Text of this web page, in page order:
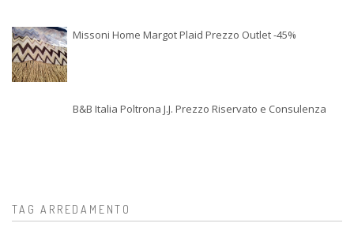
Missoni Home Margot Plaid Prezzo Outlet -45%
B&B Italia Poltrona J.J. Prezzo Riservato e Consulenza
TAG ARREDAMENTO